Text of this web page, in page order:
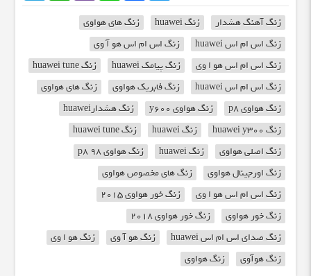
زنگ آهنگ هشدار زنگ huawei
زنگ های هواوی
زنگ اس ام اس huawei
زنگ اس ام اس هو آ وی
زنگ اس ام اس هو ا وی
زنگ پیامک huawei
زنگ huawei tune
زنگ اس ام اس huawei
زنگ فابریک هواوی
زنگ های هواوی
زنگ هواوی p8
زنگ هواوی y600
زنگ هشدارhuawei
زنگ huawei y300
زنگ huawei
زنگ huawei tune
زنگ اصلی هواوی
زنگ huawei
زنگ هواوی p8 98
زنگ اورجینال هواوی
زنگ های مخصوص هواوی
زنگ اس ام اس هو ا وی
زنگ خور هواوی 2015
زنگ خور هواوی
زنگ خور هواوی 2018
زنگ صدای اس ام اس huawei
زنگ هو آ وی
زنگ هو ا وی
زنگ هوآوی
زنگ هواوی